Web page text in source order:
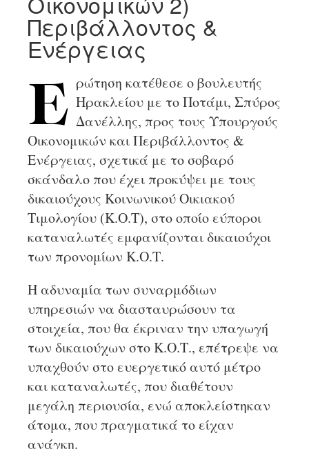
Περιβάλλοντος &
Ενέργειας
Ε ρώτηση κατέθεσε ο βουλευτής
Ηρακλείου με το Ποτάμι, Σπύρος
Δανέλλης, προς τους Υπουργούς
Οικονομικών και Περιβάλλοντος &
Ενέργειας, σχετικά με το σοβαρό
σκάνδαλο που έχει προκύψει με τους
δικαιούχους Κοινωνικού Οικιακού
Τιμολογίου (Κ.Ο.Τ), στο οποίο εύποροι
καταναλωτές εμφανίζονται δικαιούχοι
των προνομίων Κ.Ο.Τ.
Η αδυναμία των συναρμόδιων
υπηρεσιών να διασταυρώσουν τα
στοιχεία, που θα έκριναν την υπαγωγή
των δικαιούχων στο Κ.Ο.Τ., επέτρεψε να
υπαχθούν στο ευεργετικό αυτό μέτρο
και καταναλωτές, που διαθέτουν
μεγάλη περιουσία, ενώ αποκλείστηκαν
άτομα, που πραγματικά το είχαν
ανάγκη.